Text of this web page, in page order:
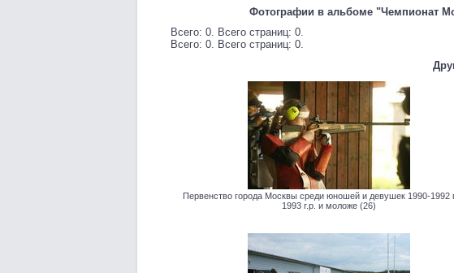
Фотографии в альбоме "Чемпионат
Всего: 0. Всего страниц: 0.
Всего: 0. Всего страниц: 0.
Первенство города Москвы среди юношей и девушек 1990-1992
1993 г.р. и моложе (26)